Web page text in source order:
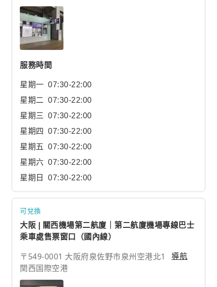
服務時間
星期一 07:30-22:00
星期二 07:30-22:00
星期三
07:30-22:00
星期四
07:30-22:00
星期五
07:30-22:00
星期六 07:30-22:00
星期日
07:30-22:00
可兌換
大阪 | 關西機場第二航廈｜第二航廈機場專線巴士
乘車處售票窗口（國內線）
〒549-0001 大阪府泉佐野市泉州空港北1
関西国際空港
導航